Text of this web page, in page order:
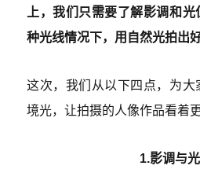
上，我们只需要了解影调和
种光线情况下，用自然光拍出
这次，我们从以下四点，为大
境光，让拍摄的人像作品看着更
1.影调与